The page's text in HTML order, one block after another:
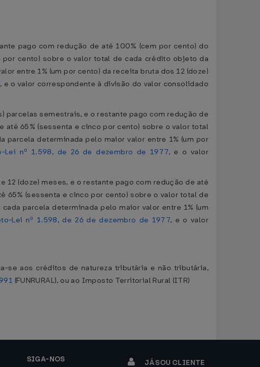
pago com redução de até 100% (cem por cento) do
cento) sobre o valor total de cada crédito objeto da
entre 1% (um por cento) da receita bruta dos 12 (doze)
, e o valor correspondente à divisão do valor consolidado
parcelas semestrais, e o restante pago com redução de
65% (sessenta e cinco por cento) sobre o valor total
determinada pelo maior valor entre 1% (um por
Lei nº 1.598, de 26 de dezembro de 1977, e o valor
12 (doze) meses, e o restante pago com redução de até
65% (sessenta e cinco por cento) sobre o valor total de
parcela determinada pelo maior valor entre 1% (um
Lei nº 1.598, de 26 de dezembro de 1977, e o valor
se aos créditos de natureza tributária e não tributária,
(FUNRURAL), ou ao Imposto Territorial Rural (ITR)
SIGA-NOS JÁ SOU CLIENTE